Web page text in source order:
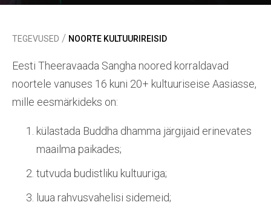
TEGEVUSED / NOORTE KULTUURIREISID
Eesti Theeravaada Sangha noored korraldavad
noortele vanuses 16 kuni 20+ kultuuriseise Aasiasse,
mille eesmärkideks on:
külastada Buddha dhamma järgijaid erinevates
maailma paikades;
tutvuda budistliku kultuuriga;
luua rahvusvahelisi sidemeid;